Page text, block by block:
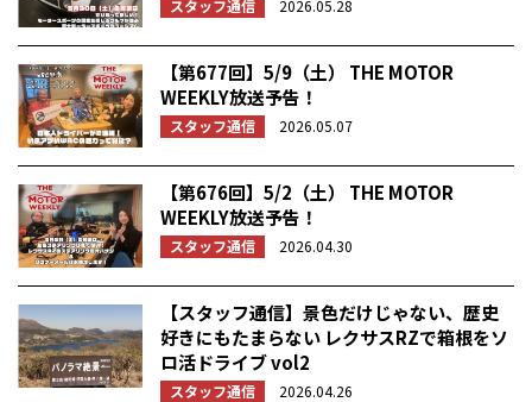
スタッフ通信 2026.05.28
【第677回】5/9（土） THE MOTOR
WEEKLY放送予告！
スタッフ通信 2026.05.07
【第676回】5/2（土） THE MOTOR
WEEKLY放送予告！
スタッフ通信 2026.04.30
【スタッフ通信】景色だけじゃない、歴史
好きにもたまらない レクサスRZで箱根をソ
ロ活ドライブ vol2
スタッフ通信 2026.04.26